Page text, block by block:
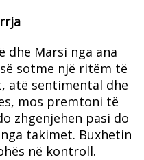
dhe Marsi nga ana
sotme një ritëm të
atë sentimental dhe
mos premtoni të
zhgënjehen pasi do
takimet. Buxhetin
në kontroll.